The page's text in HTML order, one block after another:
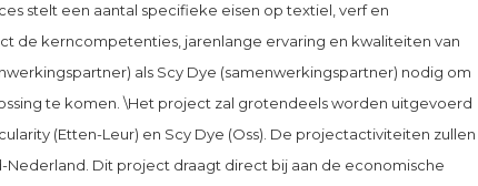
stelt een aantal specifieke eisen op textiel, verf en
de kerncompetenties, jarenlange ervaring en kwaliteiten van
als Scy Dye (samenwerkingspartner) nodig om
te komen. \Het project zal grotendeels worden uitgevoerd
(Etten-Leur) en Scy Dye (Oss). De projectactiviteiten zullen
Dit project draagt direct bij aan de economische